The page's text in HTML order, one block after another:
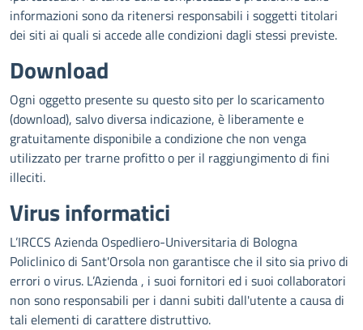
informazioni sono da ritenersi responsabili i soggetti titolari
dei siti ai quali si accede alle condizioni dagli stessi previste.
Download
Ogni oggetto presente su questo sito per lo scaricamento
(download), salvo diversa indicazione, è liberamente e
gratuitamente disponibile a condizione che non venga
utilizzato per trarne profitto o per il raggiungimento di fini
illeciti.
Virus informatici
L’IRCCS Azienda Ospedliero-Universitaria di Bologna
Policlinico di Sant'Orsola non garantisce che il sito sia privo di
errori o virus. L’Azienda , i suoi fornitori ed i suoi collaboratori
non sono responsabili per i danni subiti dall'utente a causa di
tali elementi di carattere distruttivo.